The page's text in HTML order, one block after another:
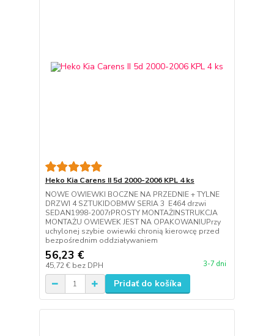
Heko Kia Carens II 5d 2000-2006 KPL 4 ks
NOWE OWIEWKI BOCZNE NA PRZEDNIE + TYLNE
DRZWI 4 SZTUKIDOBMW SERIA 3 E464 drzwi
SEDAN1998-2007rPROSTY MONTAŻINSTRUKCJA
MONTAŻU OWIEWEK JEST NA OPAKOWANIUPrzy
uchylonej szybie owiewki chronią kierowcę przed
bezpośrednim oddziaływaniem
56,23 €
45,72 € bez DPH 3-7 dni
Pridať do košíka